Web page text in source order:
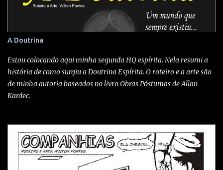
s
A Doutrina
Estou colocando aqui minha segunda HQ espírita. Nela resumi a
história de como surgiu a Doutrina Espírita. O roteiro e a arte são
de minha autoria baseados no livro Obras Póstumas de Allan
Kardec.